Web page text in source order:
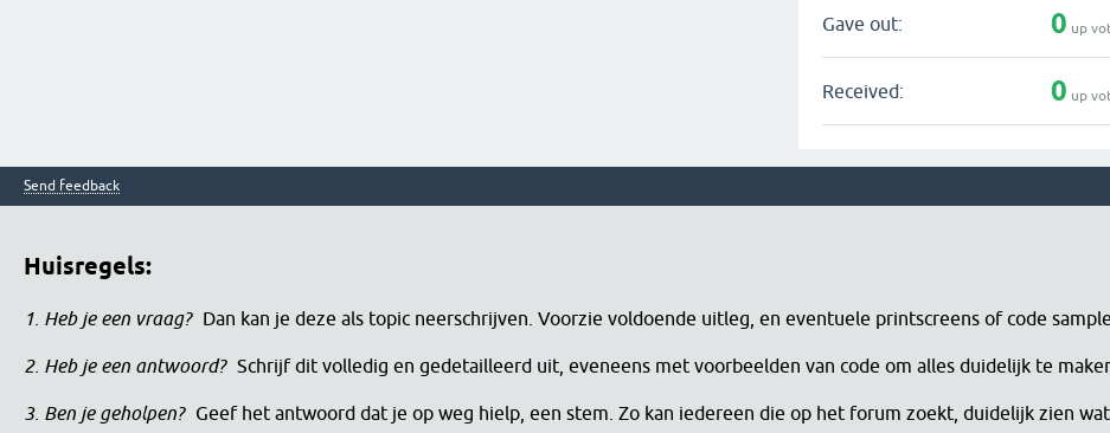
Gave out: 0 up
Received: 0 up
Send feedback
Huisregels:
1. Heb je een vraag? Dan kan je deze als topic neerschrijven. Voorzie voldoende uitleg, en eventuele printscreens of code
2. Heb je een antwoord? Schrijf dit volledig en gedetailleerd uit, eveneens met voorbeelden van code om alles duidelijk te
3. Ben je geholpen? Geef het antwoord dat je op weg hielp, een stem. Zo kan iedereen die op het forum zoekt, duidelijk zien wat